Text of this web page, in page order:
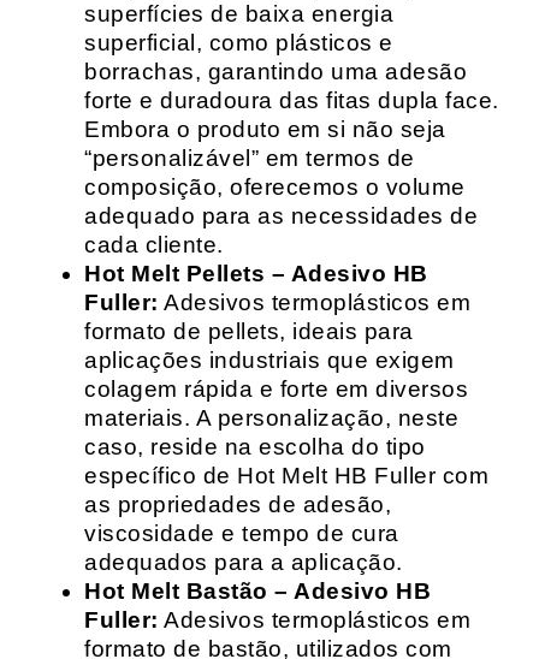
superfícies de baixa energia
superficial, como plásticos e
borrachas, garantindo uma adesão
forte e duradoura das fitas dupla face.
Embora o produto em si não seja
“personalizável” em termos de
composição, oferecemos o volume
adequado para as necessidades de
cada cliente.
Hot Melt Pellets – Adesivo HB
Fuller: Adesivos termoplásticos em
formato de pellets, ideais para
aplicações industriais que exigem
colagem rápida e forte em diversos
materiais. A personalização, neste
caso, reside na escolha do tipo
específico de Hot Melt HB Fuller com
as propriedades de adesão,
viscosidade e tempo de cura
adequados para a aplicação.
Hot Melt Bastão – Adesivo HB
Fuller: Adesivos termoplásticos em
formato de bastão, utilizados com